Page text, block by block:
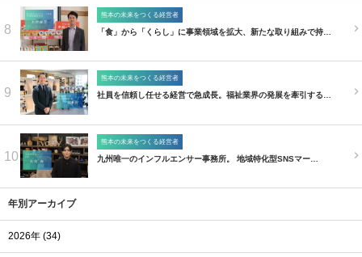
8
熊本の未来をつくる経営者
「食」から「くらし」に事業領域を拡大、新たな取り組みで持…
9
熊本の未来をつくる経営者
社員を信頼し任せる経営で急成長。福祉業界の発展を牽引する…
10
熊本の未来をつくる経営者
九州唯一のインフルエンサー事務所。 地域特化型SNSマー…
年別アーカイブ
2026年 (34)